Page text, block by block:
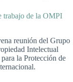
trabajo de la OMPI
reunión del Grupo
Intelectual
la Protección de